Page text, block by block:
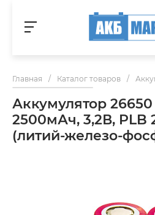
Главная / Каталог товаров /
Аккумулятор
2500мАч, 3,2В, PLB
(литий-железо-